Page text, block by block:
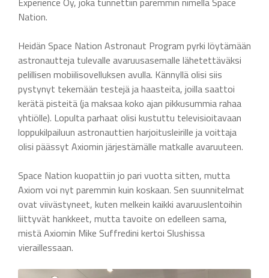
Nation.
Heidän Space Nation Astronaut Program pyrki löytämään
astronautteja tulevalle avaruusasemalle lähetettäväksi
pelillisen mobiilisovelluksen avulla. Kännyllä olisi siis
pystynyt tekemään testejä ja haasteita, joilla saattoi
kerätä pisteitä (ja maksaa koko ajan pikkusummia rahaa
yhtiölle). Lopulta parhaat olisi kustuttu televisioitavaan
loppukilpailuun astronauttien harjoitusleirille ja voittaja
olisi päässyt Axiomin järjestämälle matkalle avaruuteen.
Space Nation kuopattiin jo pari vuotta sitten, mutta
Axiom voi nyt paremmin kuin koskaan. Sen suunnitelmat
ovat viivästyneet, kuten melkein kaikki avaruuslentoihin
liittyvät hankkeet, mutta tavoite on edelleen sama,
mistä Axiomin Mike Suffredini kertoi Slushissa
vieraillessaan.